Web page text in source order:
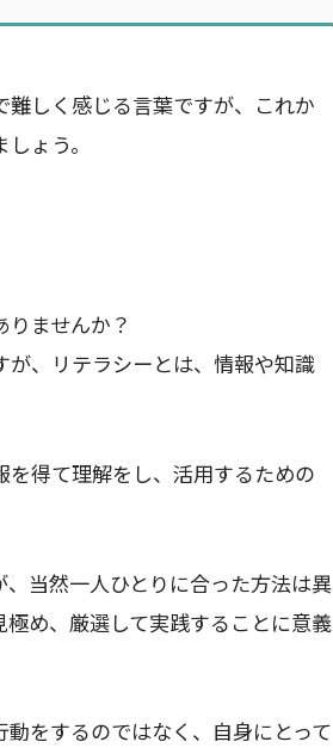
しく感じる言葉ですが、これか
ょう。
ませんか？
、リテラシーとは、情報や知識
得て理解をし、活用するための
当然一人ひとりに合った方法は異
め、厳選して実践することに意義
をするのではなく、自身にとって